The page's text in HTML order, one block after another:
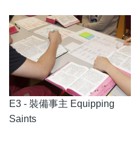
E3 - 裝備事主 Equipping
Saints